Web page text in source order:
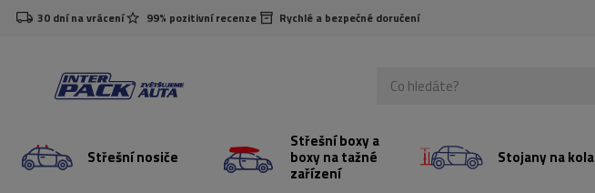
30 dní na vrácení 99% pozitivní recenze Rychlé a bezpečné doručení
Střešní nosiče
Střešní boxy a
boxy na tažné
zařízení
Stojany na kola